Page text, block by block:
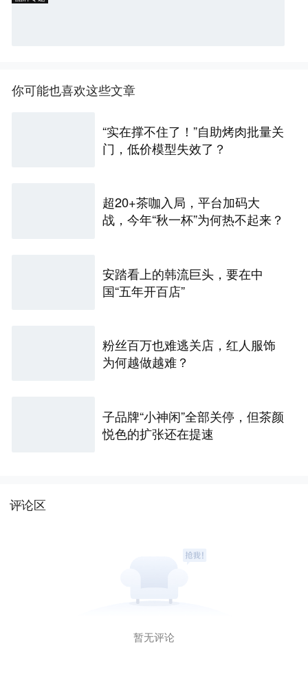
你可能也喜欢这些文章
“实在撑不住了！”自助烤肉批量关
门，低价模型失效了？
超20+茶咖入局，平台加码大
战，今年“秋一杯”为何热不起来？
安踏看上的韩流巨头，要在中
国“五年开百店”
粉丝百万也难逃关店，红人服饰
为何越做越难？
子品牌“小神闲”全部关停，但茶颜
悦色的扩张还在提速
评论区
暂无评论